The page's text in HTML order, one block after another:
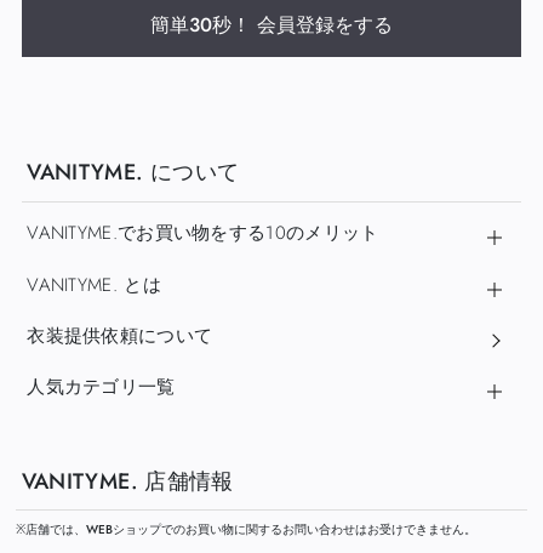
簡単30秒！ 会員登録をする
VANITYME. について
VANITYME.でお買い物をする10のメリット
VANITYME. とは
衣装提供依頼について
人気カテゴリ一覧
VANITYME. 店舗情報
※店舗では、WEBショップでのお買い物に関するお問い合わせはお受けできません。